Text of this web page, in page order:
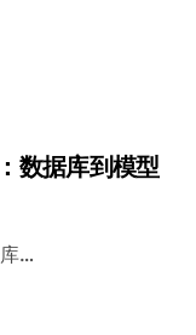
数据库到模型
…